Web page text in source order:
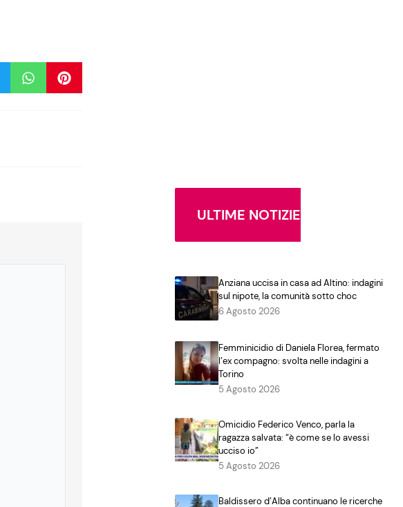
ULTIME NOTIZIE
Anziana uccisa in casa ad Altino: indagini
sul nipote, la comunità sotto choc
6 Agosto 2026
Femminicidio di Daniela Florea, fermato
l’ex compagno: svolta nelle indagini a
Torino
5 Agosto 2026
Omicidio Federico Venco, parla la
ragazza salvata: “è come se lo avessi
ucciso io”
5 Agosto 2026
Baldissero d’Alba continuano le ricerche